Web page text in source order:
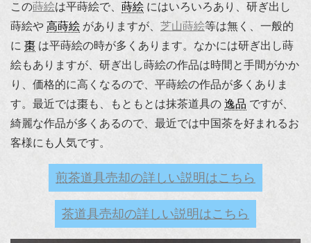
この蒔絵は平蒔絵で、 蒔絵 にはいろいろあり、研ぎ出し
蒔絵や 高蒔絵 がありますが、 芝山蒔絵等は無く、一般的
に 棗 は平蒔絵の時が多くあります。なかには研ぎ出し蒔
絵もありますが、研ぎ出し蒔絵の作品は時間と手間がかか
り、価格的に高くなるので、平蒔絵の作品が多くありま
す。最近では棗も、もともとは抹茶道具の 逸品 ですが、
綺麗な作品が多くあるので、最近では中国茶を好まれるお
客様にも人気です。
煎茶道具売却の詳しい説明はこちら
茶道具売却の詳しい説明はこちら